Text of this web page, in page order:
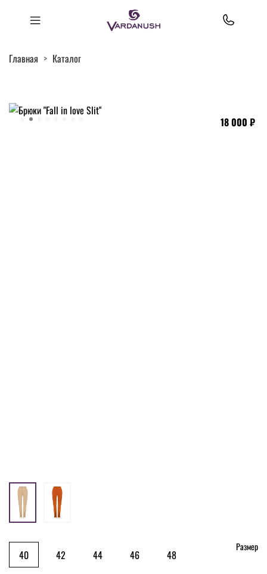
Главная Каталог
18 000 ₽
Размер
40 42 44 46 48